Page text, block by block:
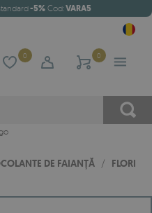
-5%Cod:VARA5
0 0
DE FAIANȚĂ / FLORI